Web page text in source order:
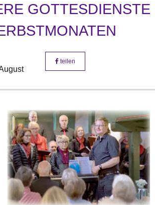
GOTTESDIENSTE
teilen